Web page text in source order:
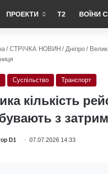
ПРОЕКТИ Т2 ВОЇНИ
/ СТРІЧКА НОВИН / Дніпро /
Суспільство Транспорт
кількість
з
D1 07.07.2026 14:33